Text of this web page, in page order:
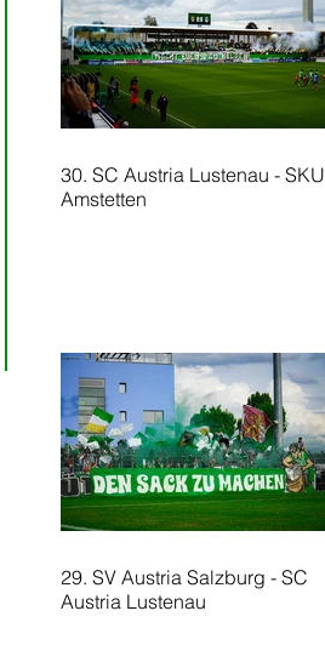
30. SC Austria Lustenau - SKU
Amstetten
29. SV Austria Salzburg - SC
Austria Lustenau